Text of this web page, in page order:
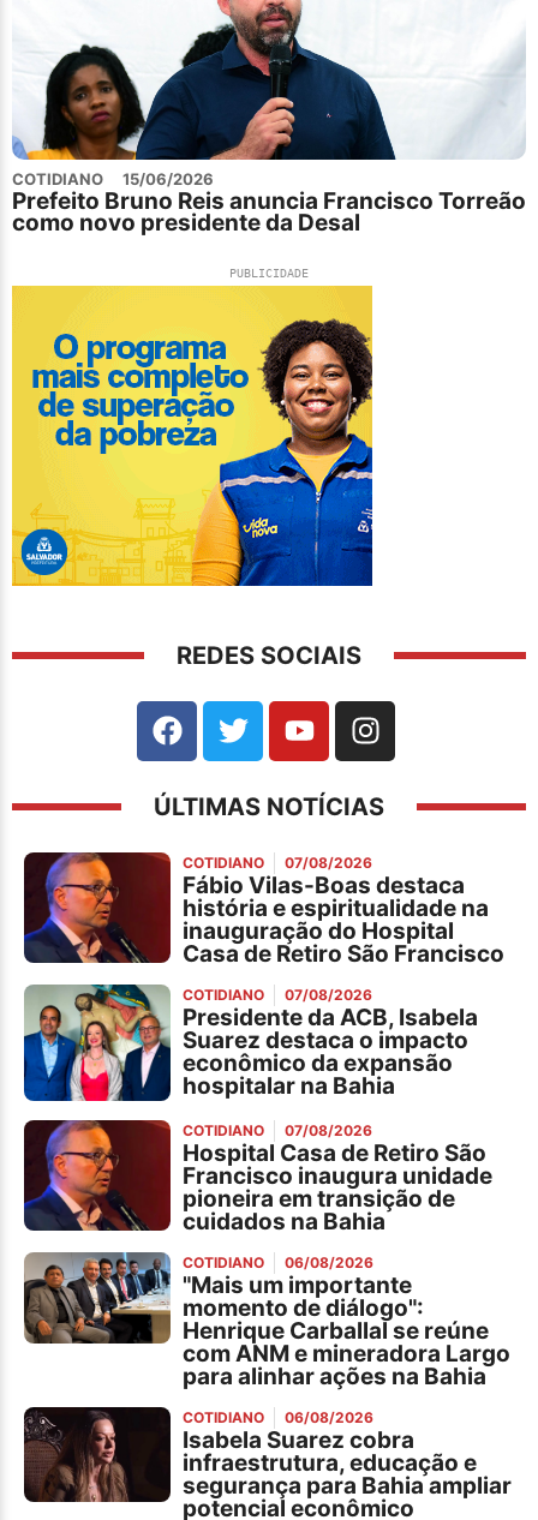
COTIDIANO 15/06/2026
Prefeito Bruno Reis anuncia Francisco Torreão
como novo presidente da Desal
PUBLICIDADE
REDES SOCIAIS
ÚLTIMAS NOTÍCIAS
COTIDIANO 07/08/2026
Fábio Vilas-Boas destaca
história e espiritualidade na
inauguração do Hospital
Casa de Retiro São Francisco
COTIDIANO 07/08/2026
Presidente da ACB, Isabela
Suarez destaca o impacto
econômico da expansão
hospitalar na Bahia
COTIDIANO 07/08/2026
Hospital Casa de Retiro São
Francisco inaugura unidade
pioneira em transição de
cuidados na Bahia
COTIDIANO 06/08/2026
"Mais um importante
momento de diálogo":
Henrique Carballal se reúne
com ANM e mineradora Largo
para alinhar ações na Bahia
COTIDIANO 06/08/2026
Isabela Suarez cobra
infraestrutura, educação e
segurança para Bahia ampliar
potencial econômico